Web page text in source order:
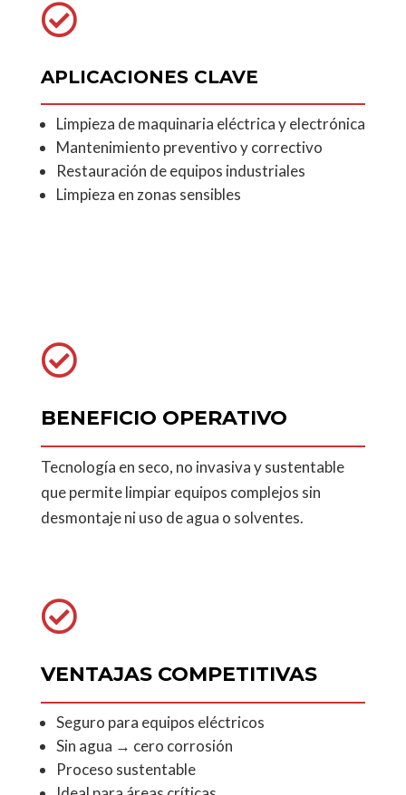

APLICACIONES CLAVE
Limpieza de maquinaria eléctrica y electrónica
Mantenimiento preventivo y correctivo
Restauración de equipos industriales
Limpieza en zonas sensibles

BENEFICIO OPERATIVO
Tecnología en seco, no invasiva y sustentable
que permite limpiar equipos complejos sin
desmontaje ni uso de agua o solventes.

VENTAJAS COMPETITIVAS
Seguro para equipos eléctricos
Sin agua → cero corrosión
Proceso sustentable